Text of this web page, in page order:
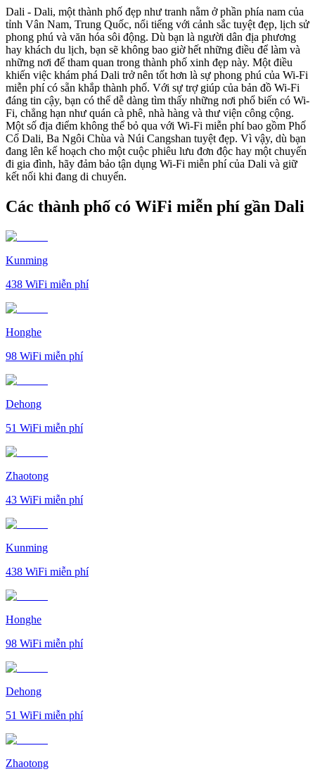
Dali - Dali, một thành phố đẹp như tranh nằm ở phần phía nam của
tỉnh Vân Nam, Trung Quốc, nổi tiếng với cảnh sắc tuyệt đẹp, lịch sử
phong phú và văn hóa sôi động. Dù bạn là người dân địa phương
hay khách du lịch, bạn sẽ không bao giờ hết những điều để làm và
những nơi để tham quan trong thành phố xinh đẹp này. Một điều
khiến việc khám phá Dali trở nên tốt hơn là sự phong phú của Wi-Fi
miễn phí có sẵn khắp thành phố. Với sự trợ giúp của bản đồ Wi-Fi
đáng tin cậy, bạn có thể dễ dàng tìm thấy những nơi phổ biến có Wi-
Fi, chẳng hạn như quán cà phê, nhà hàng và thư viện công cộng.
Một số địa điểm không thể bỏ qua với Wi-Fi miễn phí bao gồm Phố
Cổ Dali, Ba Ngôi Chùa và Núi Cangshan tuyệt đẹp. Vì vậy, dù bạn
đang lên kế hoạch cho một cuộc phiêu lưu đơn độc hay một chuyến
đi gia đình, hãy đảm bảo tận dụng Wi-Fi miễn phí của Dali và giữ
kết nối khi đang di chuyển.
Các thành phố có WiFi miễn phí gần Dali
Kunming
438 WiFi miễn phí
Honghe
98 WiFi miễn phí
Dehong
51 WiFi miễn phí
Zhaotong
43 WiFi miễn phí
Kunming
438 WiFi miễn phí
Honghe
98 WiFi miễn phí
Dehong
51 WiFi miễn phí
Zhaotong